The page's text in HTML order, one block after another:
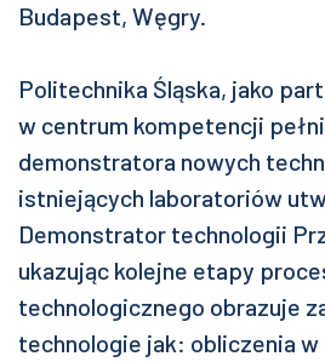
Budapest, Węgry.
Politechnika Śląska, jako
w centrum kompetencji
demonstratora nowych
istniejących laboratoriów
Demonstrator technologii
ukazując kolejne etapy
technologicznego obrazuje
technologie jak: obliczenia w